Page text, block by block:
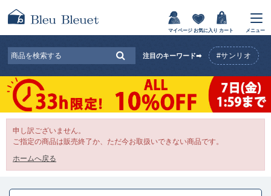
マイページ お気に入り カート メニュー
注目のキーワード➡ #サンリオ
申し訳ございません。
ご指定の商品は販売終了か、ただ今お取扱いできない商品です。
ホームへ戻る